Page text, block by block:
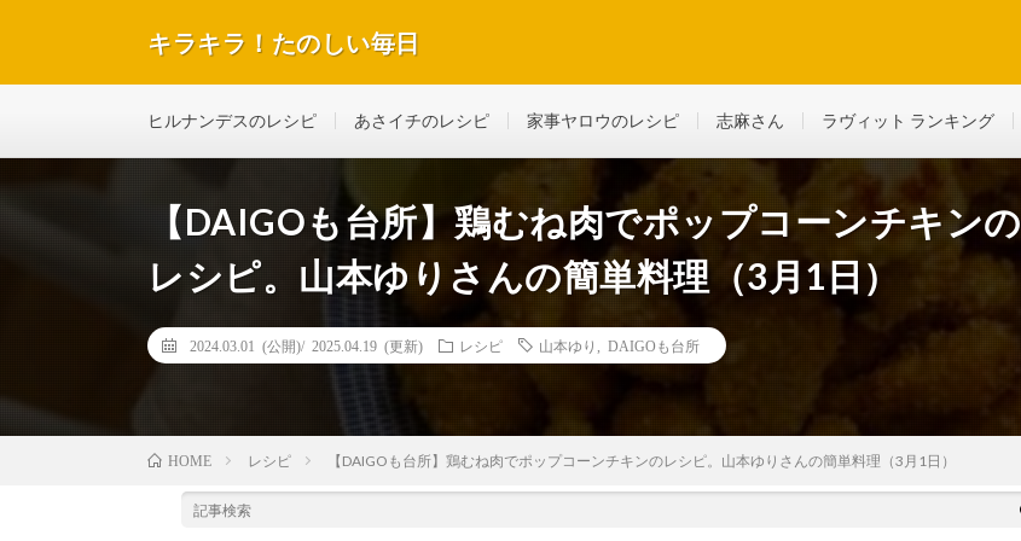
キラキラ！たのしい毎日
ヒルナンデスのレシピ あさイチのレシピ 家事ヤロウのレシピ 志麻さん ラヴィット ランキング
【DAIGOも台所】鶏むね肉でポップコーンチキンの
レシピ。山本ゆりさんの簡単料理（3月1日）
2024.03.01 (公開)/ 2025.04.19 (更新) レシピ 山本ゆり DAIGOも台所
HOME レシピ 【DAIGOも台所】鶏むね肉でポップコーンチキンのレシピ。山本ゆりさんの簡単料理（3月1日）